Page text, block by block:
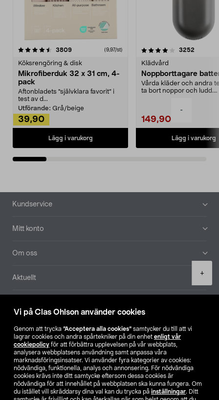
Vi på Clas Ohlson använder cookies
Genom att trycka ”Acceptera alla cookies” samtycker du till att vi
lagrar cookies och andra spårtekniker på din enhet enligt vår
cookiepolicy för att förbättra upplevelsen på vår webbplats,
analysera webbplatsens användning samt anpassa våra
marknadsföringsinsatser. Vi använder fyra kategorier av cookies:
nödvändiga, funktionella, analys och annonsering. För nödvändiga
cookies krävs inte ditt samtycke eftersom dessa cookies är
nödvändiga för att innehållet på webbplatsen ska kunna fungera. Om
du istället vill skräddarsy dina val kan du trycka på inställningar. Ditt
-
+
3809recensioner (9,97/st)
Köksrengöring & disk
Mikrofiberduk 32 x 31 cm, 4-
pack
Aftonbladets "självklara favorit” i
test av d...
Utförande: Grå/beige
39,90
Lägg i varukorg
4.0av 5 stjärnor 3252
Klädvård
Noppborttagare
Vårda kläder och andra
ta bort noppor och ludd.
149,90
Lägg i varukorg
4.5av 5 stjärnor
Sidfot
Kundservice
Mitt konto
Om oss
Aktuellt
Hitta butik
SE NO FI